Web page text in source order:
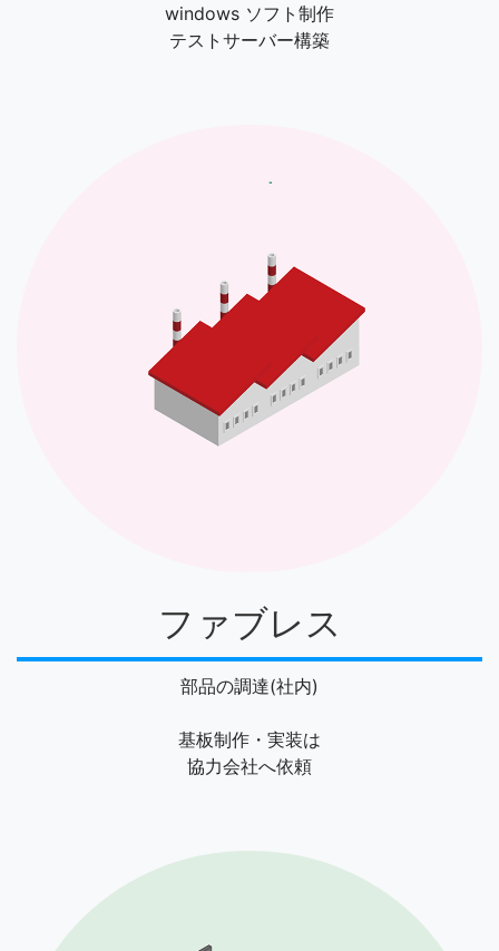
windows ソフト制作
テストサーバー構築
ファブレス
部品の調達(社内)
基板制作・実装は
協力会社へ依頼